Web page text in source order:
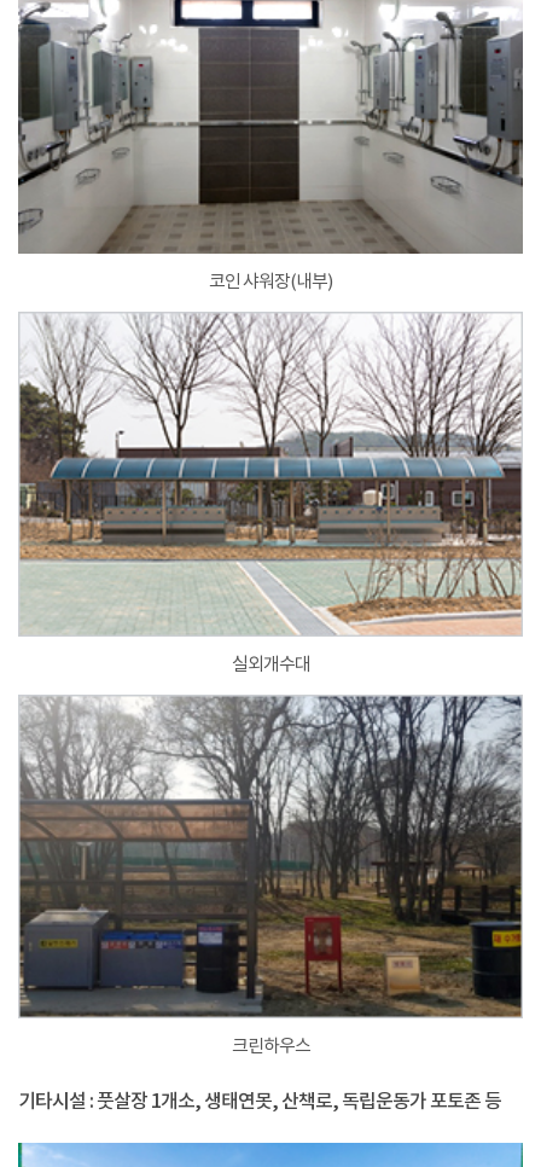
코인 샤워장(내부)
실외개수대
크린하우스
기타시설 : 풋살장 1개소, 생태연못, 산책로, 독립운동가 포토존 등